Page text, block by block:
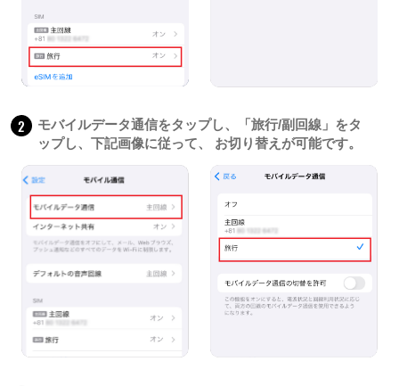
2
モバイルデータ通信をタップし、「旅行/副回線」をタ
ップし、下記画像に従って、 お切り替えが可能です。